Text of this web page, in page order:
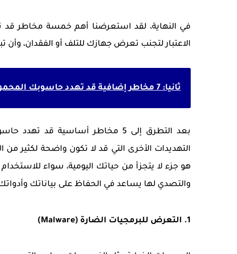
في النهاية، لقد استعرضنا أهم خمسة مخاطر قد
الاعتبار لتجنب تعرض جهازك للتلف أو الفقدان، وأن
ثانيا: 7 مخاطر إضافية قد تهدد حاسوبك المحمول وكيفية تجنبها
بعد التطرق إلى 5 مخاطر أساسية
التهديدات الأخرى التي قد لا تكون واضحة لكثير
هو جزء لا يتجزأ من حياتك اليومية، سواء
والتصدي لها يساعد في الحفاظ على بياناتك
1. التعرض للبرمجيات الضارة (Malware)